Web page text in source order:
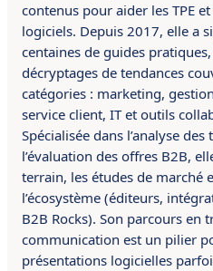
contenus pour aider les TPE
logiciels. Depuis 2017, elle a
centaines de guides
décryptages de tendances
catégories : marketing,
service client, IT et outils
Spécialisée dans l’analyse des
l’évaluation des offres B2B,
terrain, les études de marché
l’écosystème (éditeurs,
B2B Rocks). Son parcours en
communication est un pilier
présentations logicielles